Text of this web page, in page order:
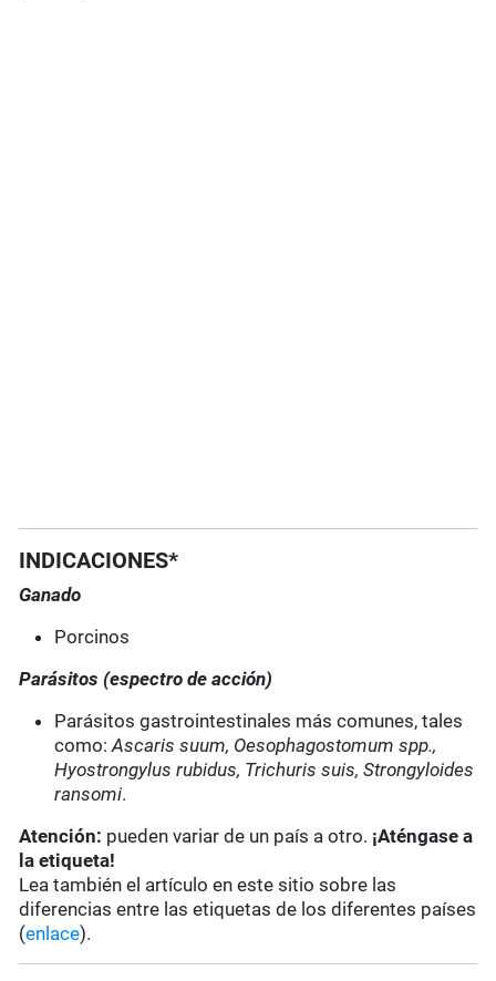
INDICACIONES*
Ganado
Porcinos
Parásitos (espectro de acción)
Parásitos gastrointestinales más comunes, tales
como:Ascaris suum, Oesophagostomum spp.,
Hyostrongylus rubidus, Trichuris suis, Strongyloides
ransomi.
Atención: pueden variar de un país a otro. ¡Aténgase a
la etiqueta!
Lea también el artículo en este sitio sobre las
diferencias entre las etiquetas de los diferentes países
(enlace).